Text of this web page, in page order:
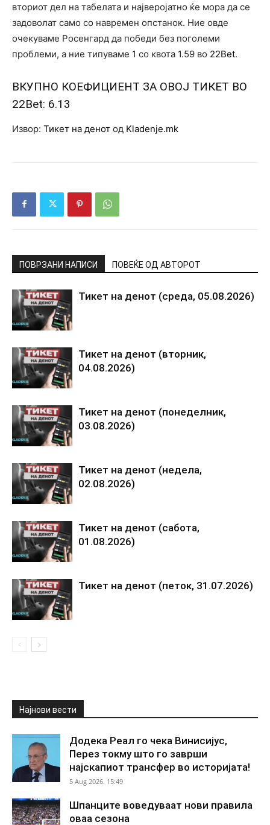
вториот дел на табелата и најверојатно ќе мора да се
задоволат само со навремен опстанок. Ние овде
очекуваме Росенгард да победи без поголеми
проблеми, а ние типуваме 1 со квота 1.59 во 22Bet.
ВКУПНО КОЕФИЦИЕНТ ЗА ОВОЈ ТИКЕТ ВО
22Bet: 6.13
Извор: Тикет на денот од Kladenje.mk
ПОВРЗАНИ НАПИСИ ПОВЕЌЕ ОД АВТОРОТ
Тикет на денот (среда, 05.08.2026)
Тикет на денот (вторник,
04.08.2026)
Тикет на денот (понеделник,
03.08.2026)
Тикет на денот (недела,
02.08.2026)
Тикет на денот (сабота,
01.08.2026)
Тикет на денот (петок, 31.07.2026)
Најнови вести
Додека Реал го чека Винисијус,
Перез токму што го заврши
најскапиот трансфер во историјата!
5 Aug 2026. 15:49
Шпанците воведуваат нови правила
оваа сезона